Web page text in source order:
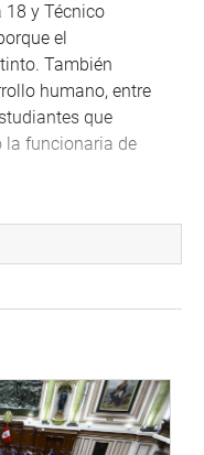
18 y Técnico
el
También
humano, entre
que
la funcionaria de
dieron a conocer
en señalar
de los servicios
se sinceren las
de jóvenes que
los estudiantes de los